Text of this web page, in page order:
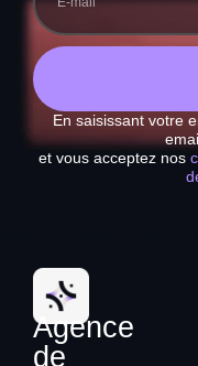
En saisissant votre
et vous acceptez nos
Agence
de